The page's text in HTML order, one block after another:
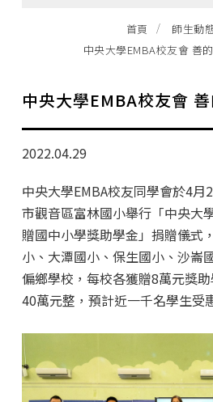
EMBA招生
行政公告
企業導師計
首頁
師生動
中央大學EMBA校友會 善
中央大學EMBA校友會
2022.04.29
中央大學EMBA校友同學會於4
市觀音區富林國小舉行「中央大
贈國中小學獎助學金」捐贈儀式
小、大潭國小、保生國小、沙崙
偏鄉學校，每校各獲贈8萬元獎
40萬元整，預計近一千名學生受